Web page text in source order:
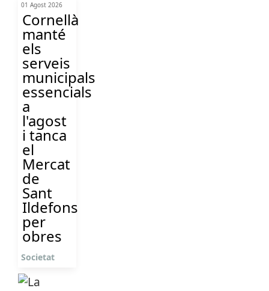
01 Agost 2026
Cornellà
manté
els
serveis
municipals
essencials
a
l'agost
i tanca
el
Mercat
de
Sant
Ildefons
per
obres
Societat